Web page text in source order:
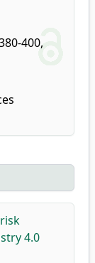
400,
4.0